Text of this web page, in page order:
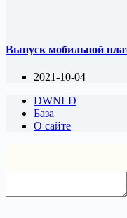
Выпуск мобильной
2021-10-04
DWNLD
База
О сайте